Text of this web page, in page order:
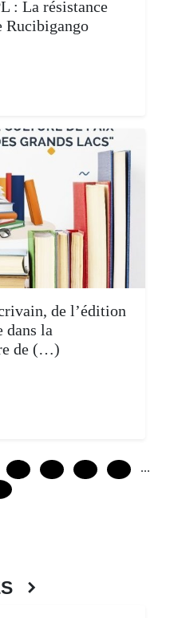
: La résistance
Rucibigango
de l’édition
la
de (…)
...